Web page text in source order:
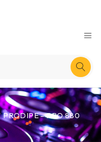
PRODIPE – PRO 880